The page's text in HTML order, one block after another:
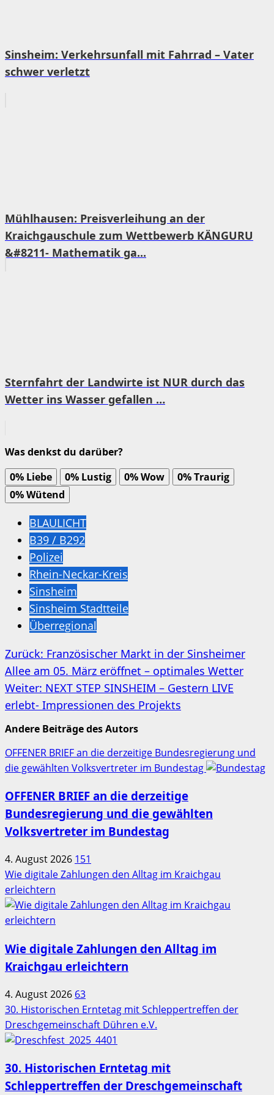
Sinsheim: Verkehrsunfall mit Fahrrad – Vater
schwer verletzt
Mühlhausen: Preisverleihung an der
Kraichgauschule zum Wettbewerb KÄNGURU
&#8211- Mathematik ga...
Sternfahrt der Landwirte ist NUR durch das
Wetter ins Wasser gefallen …
Was denkst du darüber?
0% Liebe 0% Lustig 0%Wow 0%Traurig
0%Wütend
BLAULICHT
B39 / B292
Polizei
Rhein-Neckar-Kreis
Sinsheim
Sinsheim Stadtteile
Überregional
Beitragsnavigation
Zurück: Französischer Markt in der Sinsheimer
Allee am 05. März eröffnet – optimales Wetter
Weiter: NEXT STEP SINSHEIM – Gestern LIVE
erlebt- Impressionen des Projekts
Andere Beiträge des Autors
OFFENER BRIEF an die derzeitige Bundesregierung und
die gewählten Volksvertreter im Bundestag
OFFENER BRIEF an die derzeitige
Bundesregierung und die gewählten
Volksvertreter im Bundestag
4. August 2026 151
Wie digitale Zahlungen den Alltag im Kraichgau
erleichtern
Wie digitale Zahlungen den Alltag im
Kraichgau erleichtern
4. August 2026 63
30. Historischen Erntetag mit Schleppertreffen der
Dreschgemeinschaft Dühren e.V.
30. Historischen Erntetag mit
Schleppertreffen der Dreschgemeinschaft